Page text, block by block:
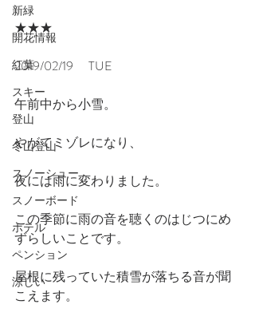
新緑
開花情報
紅葉
スキー
登山
冬山登山
スノーシュー
スノーボード
ホテル
ペンション
涼しい
★★★
2019/02/19 　TUE
午前中から小雪。
やがてミゾレになり、
夜には雨に変わりました。
この季節に雨の音を聴くのはじつにめ
ずらしいことです。
屋根に残っていた積雪が落ちる音が聞
こえます。